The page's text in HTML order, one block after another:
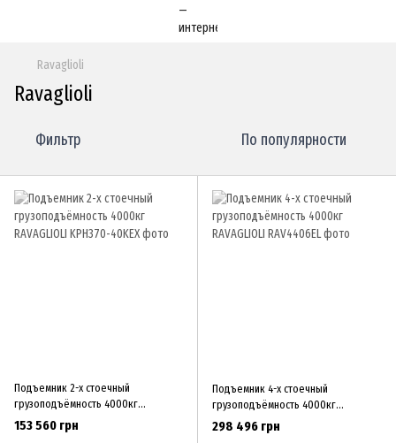
Ravaglioli
Ravaglioli
Фильтр По популярности
Подъемник 2-х стоечный
грузоподъёмность 4000кг
RAVAGLIOLI
153 560 грн
Подъемник 4-х стоечный
грузоподъёмность 4000кг
RAVAGLIOLI
298 496 грн